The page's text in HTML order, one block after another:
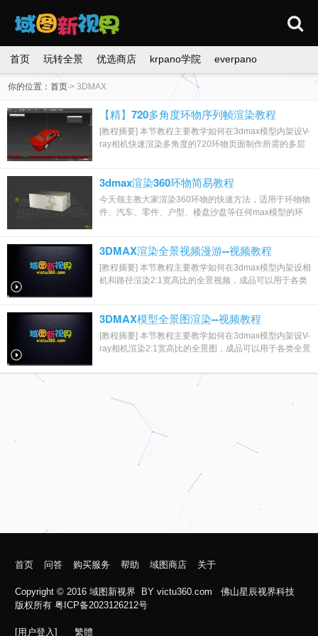
首页 玩转全景 优选商店 krpano学院 everpano
你的位置：首页 > 3DMAX
【精】720多角度环物序列帧渲染教程
[教程摘要] 本节教程主要教学如何在3dmax模型内架设V-
ray相机快速渲染多角度的720环物页面制作所需的多层
3dmax渲染360环物简易教程
今天领主教大家渲染360环物的快速方法，适用于环物物
件、汽车、零件、户型、楼盘沙盘等任何max模型的环
3DMAX渲染全景视频漫游--视频教程
[教程摘要] 本节教程主要教学如何在3dmax模型内架设相
机和路径渲染2:1宽高比的全景视频，成品可以用于各类
3DMAX模型全景图渲染--视频教程
[教程摘要] 本节教程主要教学如何在3dmax模型内架设V-
ray相机渲染2:1宽高比的全景图，成品可以用于各类全景
首页 问答 购买服务 帮助 域图商店 关于
Copyright © 2016域图新视界 BYvictu360.com
佛山星辰视界科技
版权所有 粤ICP备2023126212号
[用户登入] 繁體